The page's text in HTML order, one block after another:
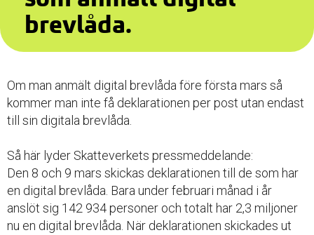
brevlåda.
Om man anmält digital brevlåda före första mars så
kommer man inte få deklarationen per post utan endast
till sin digitala brevlåda.
Så här lyder Skatteverkets pressmeddelande:
Den 8 och 9 mars skickas deklarationen till de som har
en digital brevlåda. Bara under februari månad i år
anslöt sig 142 934 personer och totalt har 2,3 miljoner
nu en digital brevlåda. När deklarationen skickades ut